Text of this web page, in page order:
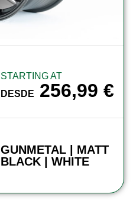
STARTING AT
DESDE
256,99€
GUNMETAL | MATT
BLACK | WHITE